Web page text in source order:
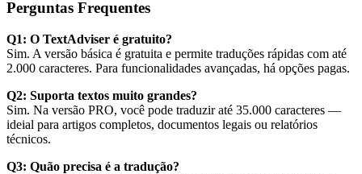
Perguntas Frequentes
Q1: O TextAdviser é gratuito?
Sim. A versão básica é gratuita e permite traduções rápidas com até
2.000 caracteres. Para funcionalidades avançadas, há opções pagas.
Q2: Suporta textos muito grandes?
Sim. Na versão PRO, você pode traduzir até 35.000 caracteres —
ideial para artigos completos, documentos legais ou relatórios
técnicos.
Q3: Quão precisa é a tradução?